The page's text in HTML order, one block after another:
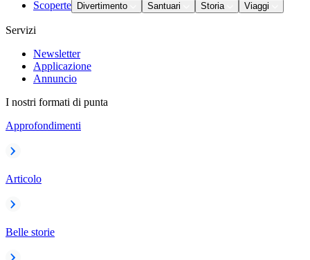
Scoperte Divertimento Santuari Storia Viaggi
Servizi
Newsletter
Applicazione
Annuncio
I nostri formati di punta
Approfondimenti
Articolo
Belle storie